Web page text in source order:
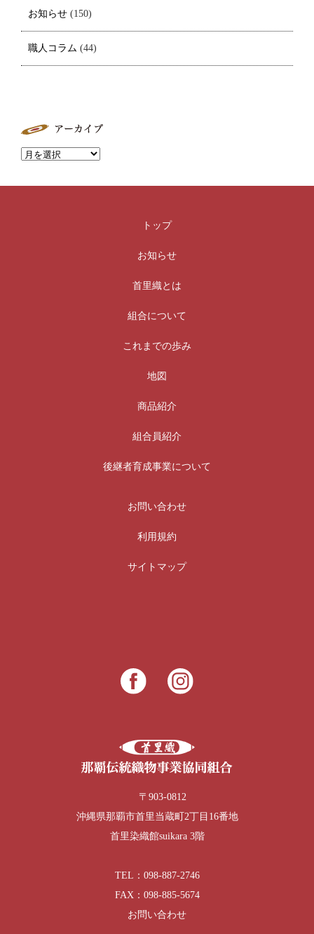
お知らせ (150)
職人コラム (44)
トップ
お知らせ
首里織とは
組合について
これまでの歩み
地図
商品紹介
組合員紹介
後継者育成事業について
お問い合わせ
利用規約
サイトマップ
〒903-0812
沖縄県那覇市首里当蔵町2丁目16番地
首里染織館suikara 3階
TEL：098-887-2746
FAX：098-885-5674
お問い合わせ